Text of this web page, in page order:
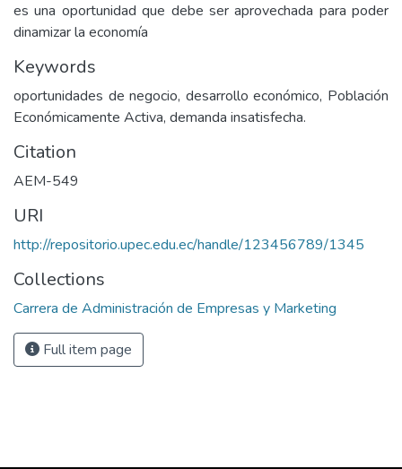
es una oportunidad que debe ser aprovechada para poder
dinamizar la economía
Keywords
oportunidades de negocio, desarrollo económico, Población
Económicamente Activa, demanda insatisfecha.
Citation
AEM-549
URI
http://repositorio.upec.edu.ec/handle/123456789/1345
Collections
Carrera de Administración de Empresas y Marketing
Full item page